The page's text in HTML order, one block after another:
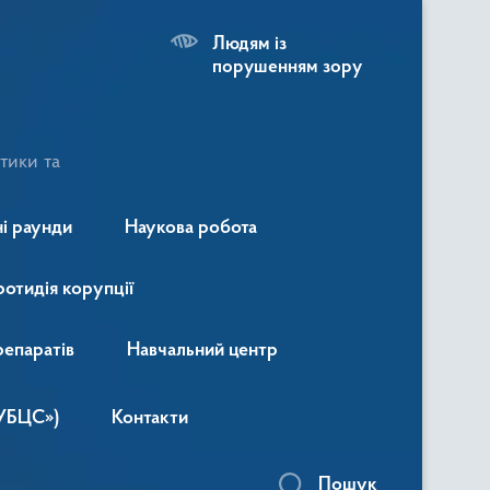
та
Людям із
порушенням зору
раунди Наукова робота
корупції
Навчальний центр
Контакти
Пошук